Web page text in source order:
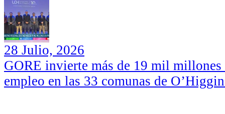
28 Julio, 2026
GORE invierte más de 19 mil millones
empleo en las 33 comunas de